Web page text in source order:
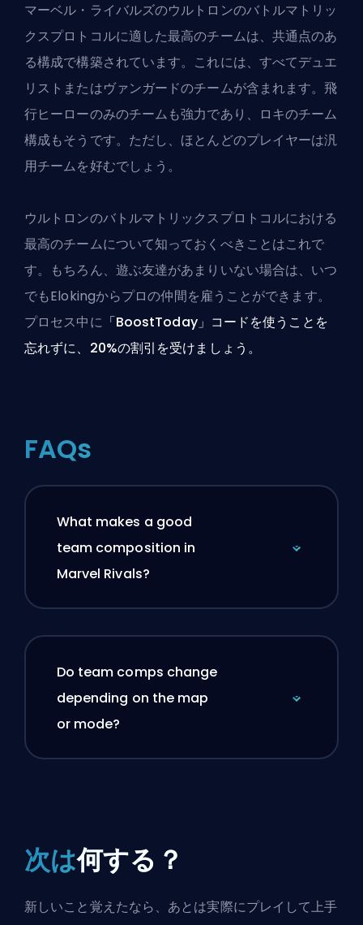
マーベル・ライバルズのウルトロンのバトルマトリッ
クスプロトコルに適した最高のチームは、共通点のあ
る構成で構築されています。これには、すべてデュエ
リストまたはヴァンガードのチームが含まれます。飛
行ヒーローのみのチームも強力であり、ロキのチーム
構成もそうです。ただし、ほとんどのプレイヤーは汎
用チームを好むでしょう。
ウルトロンのバトルマトリックスプロトコルにおける
最高のチームについて知っておくべきことはこれで
す。もちろん、遊ぶ友達があまりいない場合は、いつ
でもElokingからプロの仲間を雇う ことができます。
プロセス中に 「BoostToday」コードを使うことを
忘れずに、20%の割引を受けましょう。
FAQs
What makes a good
team composition in
Marvel Rivals?
Do team comps change
depending on the map
or mode?
次は何する？
新しいこと覚えたなら、あとは実際にプレイして上手